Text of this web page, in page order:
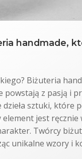
handmade,
Biżuteria
z pasją i
sztuki, które
jest ręcznie
Twórcy
unikalne wzory i